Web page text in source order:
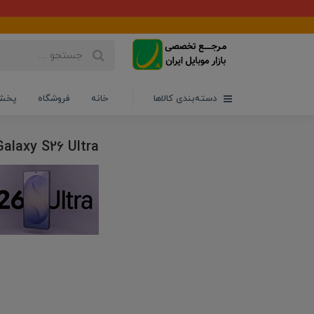
دسته‌بندی کالاها خانه فروشگاه
S26 Ultra